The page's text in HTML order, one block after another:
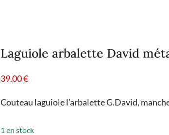
Laguiole arbalette David
39.00€
Couteau laguiole l’arbalette G.David,
1 en stock